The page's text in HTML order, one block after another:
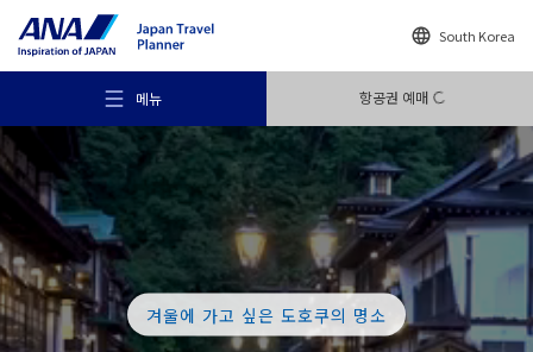
South Korea
메뉴 항공권 예매
추천 여행지
겨울에 가고 싶은 도호쿠의 명소